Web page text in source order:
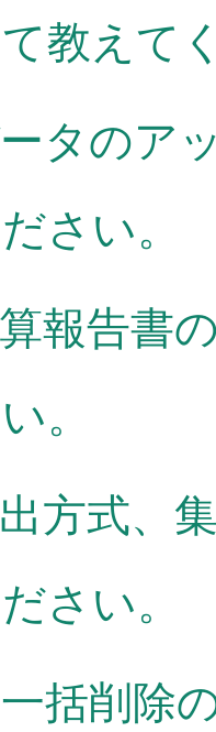
教えて
タのア
さい。
報告書
。
方式、
さい。
括削除